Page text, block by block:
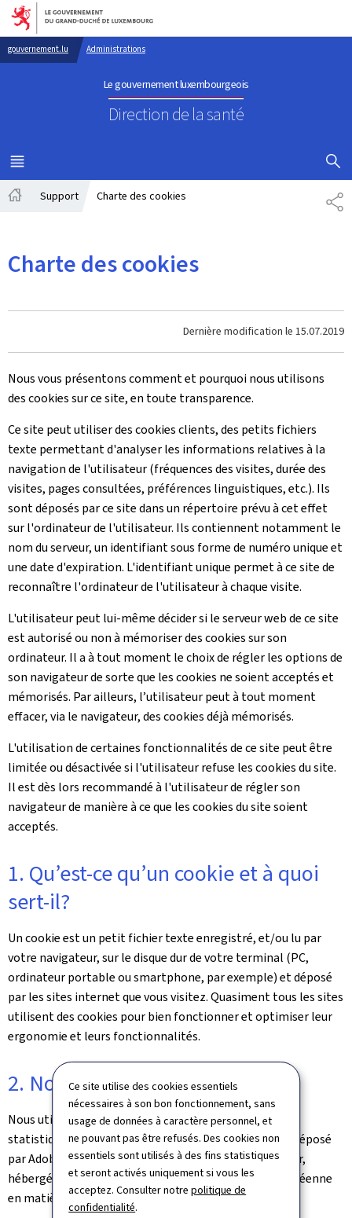
Ce site utilise des cookies essentiels
nécessaires à son bon fonctionnement, sans
usage de données à caractère personnel, et
ne pouvant pas être refusés. Des cookies non
essentiels sont utilisés à des fins statistiques
et seront activés uniquement si vous les
acceptez. Consulter notrepolitique de
confidentialité.
Aller au menu principal
Aller au contenu
gouvernement.lu Administrations
Le gouvernement luxembourgeois
Direction de la santé
MENU
PRINCIPAL
Support Charte des cookies
Charte des cookies
Dernière modification le 15.07.2019
Nous vous présentons comment et pourquoi nous utilisons
des cookies sur ce site, en toute transparence.
Ce site peut utiliser des cookies clients, des petits fichiers
texte permettant d'analyser les informations relatives à la
navigation de l'utilisateur (fréquences des visites, durée des
visites, pages consultées, préférences linguistiques, etc.). Ils
sont déposés par ce site dans un répertoire prévu à cet effet
sur l'ordinateur de l'utilisateur. Ils contiennent notamment le
nom du serveur, un identifiant sous forme de numéro unique et
une date d'expiration. L'identifiant unique permet à ce site de
reconnaître l'ordinateur de l'utilisateur à chaque visite.
L'utilisateur peut lui-même décider si le serveur web de ce site
est autorisé ou non à mémoriser des cookies sur son
ordinateur. Il a à tout moment le choix de régler les options de
son navigateur de sorte que les cookies ne soient acceptés et
mémorisés. Par ailleurs, l’utilisateur peut à tout moment
effacer, via le navigateur, des cookies déjà mémorisés.
L'utilisation de certaines fonctionnalités de ce site peut être
limitée ou désactivée si l'utilisateur refuse les cookies du site.
Il est dès lors recommandé à l'utilisateur de régler son
navigateur de manière à ce que les cookies du site soient
acceptés.
1. Qu’est-ce qu’un cookie et à quoi
sert-il?
Un cookie est un petit fichier texte enregistré, et/ou lu par
votre navigateur, sur le disque dur de votre terminal (PC,
ordinateur portable ou smartphone, par exemple) et déposé
par les sites internet que vous visitez. Quasiment tous les sites
utilisent des cookies pour bien fonctionner et optimiser leur
ergonomie et leurs fonctionnalités.
2. Nos cookies
Nous utilisons des cookies dans le cadre de l’analyse
statistiques de la fréquentation du site. Le cookie est déposé
par Adobe analytics. Adobe Analytics est un produit tier,
hébergé en Europe et répondant à la législation européenne
en matière de protection des données.